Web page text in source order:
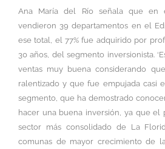
Ana María del Río señala que en
vendieron 39 departamentos en el
ese total, el 77% fue adquirido por
30 años, del segmento inversionista.
ventas muy buena considerando
ralentizado y que fue empujada casi
segmento, que ha demostrado
hacer una buena inversión, ya que
sector más consolidado de La
comunas de mayor crecimiento de